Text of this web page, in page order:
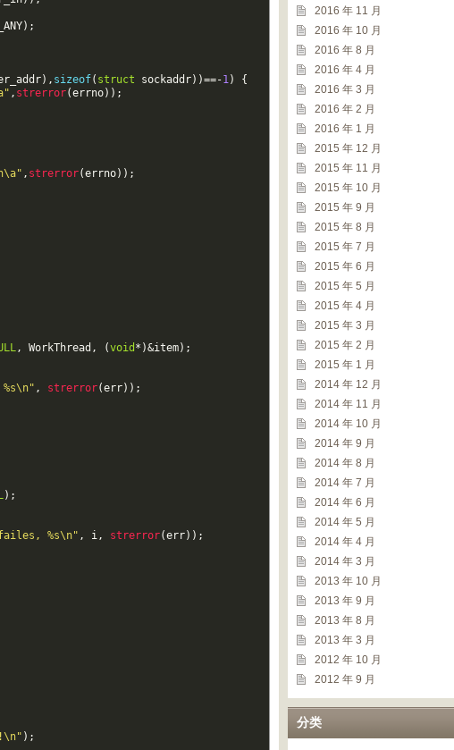
) ;
) , sizeof( struct sockaddr) )==-1)
{
, strerror(errno) ) ;
, strerror(errno) ) ;
, WorkThread , (void * )&item) ;
, strerror(err) ) ;
) ;
%s\n" , i, strerror(err) ) ;
) ;
2016 年 11 月
2016 年 10 月
2016 年 8 月
2016 年 4 月
2016 年 3 月
2016 年 2 月
2016 年 1 月
2015 年 12 月
2015 年 11 月
2015 年 10 月
2015 年 9 月
2015 年 8 月
2015 年 7 月
2015 年 6 月
2015 年 5 月
2015 年 4 月
2015 年 3 月
2015 年 2 月
2015 年 1 月
2014 年 12 月
2014 年 11 月
2014 年 10 月
2014 年 9 月
2014 年 8 月
2014 年 7 月
2014 年 6 月
2014 年 5 月
2014 年 4 月
2014 年 3 月
2013 年 10 月
2013 年 9 月
2013 年 8 月
2013 年 3 月
2012 年 10 月
2012 年 9 月
分类